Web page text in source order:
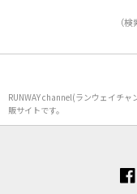
（
RUNWAY channel(ランウェイチャ
販サイトです。